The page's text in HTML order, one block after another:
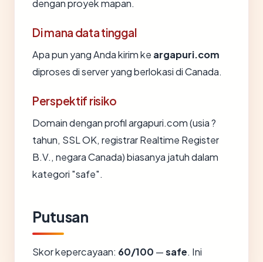
dengan proyek mapan.
Di mana data tinggal
Apa pun yang Anda kirim ke argapuri.com
diproses di server yang berlokasi di Canada.
Perspektif risiko
Domain dengan profil argapuri.com (usia ?
tahun, SSL OK, registrar Realtime Register
B.V., negara Canada) biasanya jatuh dalam
kategori "safe".
Putusan
Skor kepercayaan: 60/100 —safe. Ini